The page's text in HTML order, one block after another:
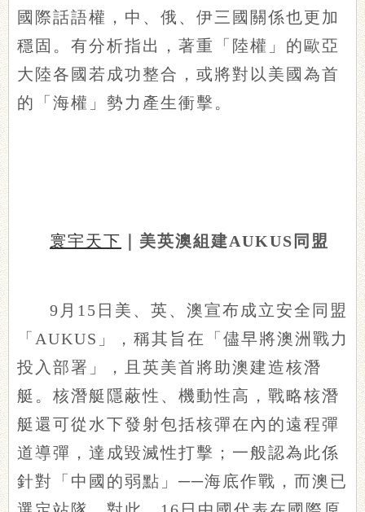
國際話語權，中、俄、伊三國關係也更加
穩固。有分析指出，著重「陸權」的歐亞
大陸各國若成功整合，或將對以美國為首
的「海權」勢力產生衝擊。
寰宇天下 ｜美英澳組建AUKUS同盟
9月15日美、英、澳宣布成立安全同盟
「AUKUS」，稱其旨在「儘早將澳洲戰力
投入部署」，且英美首將助澳建造核潛
艇。核潛艇隱蔽性、機動性高，戰略核潛
艇還可從水下發射包括核彈在內的遠程彈
道導彈，達成毀滅性打擊；一般認為此係
針對「中國的弱點」──海底作戰，而澳已